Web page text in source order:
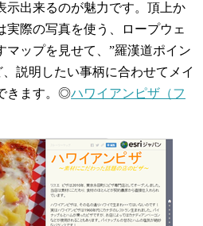
示出来るのが魅力です。頂上か
実際の写真を使う、ロープウェ
マップを見せて、”羅漢道ポイン
、説明したい事柄に合わせてメイ
きます。 ◎ハワイアンピザ（フ